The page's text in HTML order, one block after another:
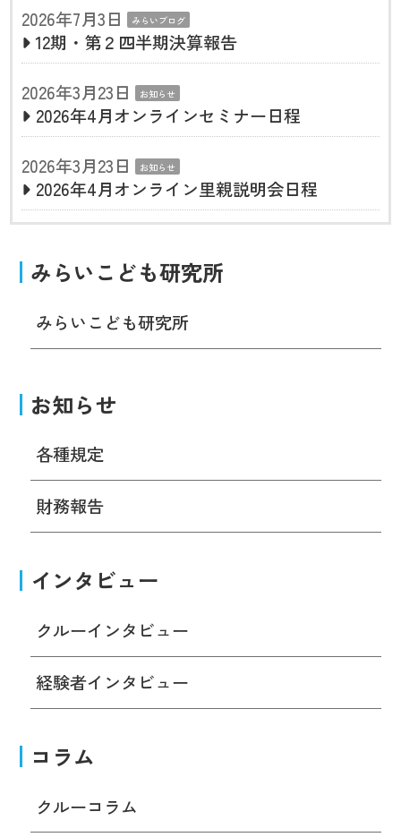
2026年7月3日
みらいブログ
12期・第２四半期決算報告
2026年3月23日
お知らせ
2026年4月オンラインセミナー日程
2026年3月23日
お知らせ
2026年4月オンライン里親説明会日程
みらいこども研究所
みらいこども研究所
お知らせ
各種規定
財務報告
インタビュー
クルーインタビュー
経験者インタビュー
コラム
クルーコラム